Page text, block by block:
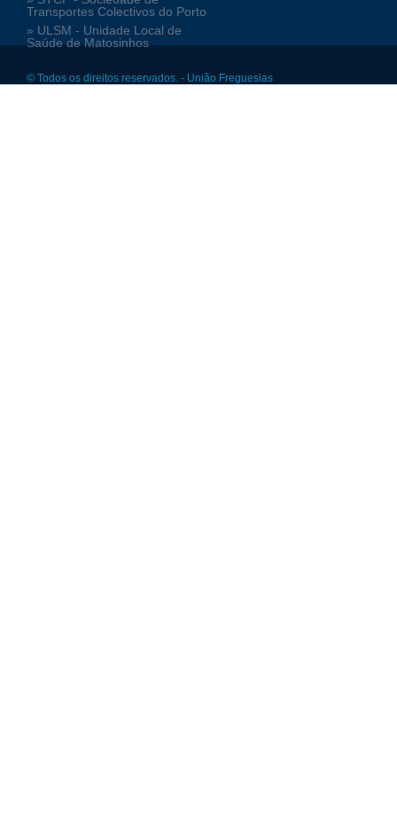
Transportes Colectivos do Porto
» ULSM - Unidade Local de
Saúde de Matosinhos
© Todos os direitos reservados. - União Freguesias